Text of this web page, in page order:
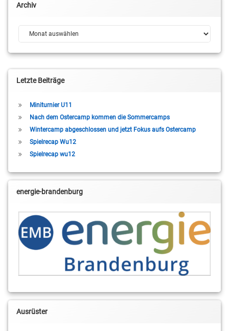
Archiv
Archiv
Letzte Beiträge
Miniturnier U11
Nach dem Ostercamp kommen die Sommercamps
Wintercamp abgeschlossen und jetzt Fokus aufs Ostercamp
Spielrecap Wu12
Spielrecap wu12
energie-brandenburg
Ausrüster